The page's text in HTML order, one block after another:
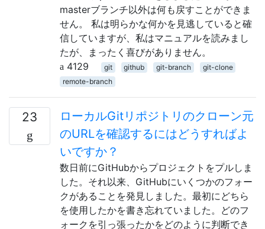
masterブランチ以外は何も戻すことができま
せん。 私は明らかな何かを見逃していると確
信していますが、私はマニュアルを読みまし
たが、まったく喜びがありません。
4129
git github git-branch
git-clone
remote-branch
23
ローカルGitリポジトリのクローン元
のURLを確認するにはどうすればよ
いですか？
数日前にGitHubからプロジェクトをプルしま
した。それ以来、GitHubにいくつかのフォー
クがあることを発見しました。最初にどちら
を使用したかを書き忘れていました。どのフ
ォークを引っ張ったかをどのように判断でき